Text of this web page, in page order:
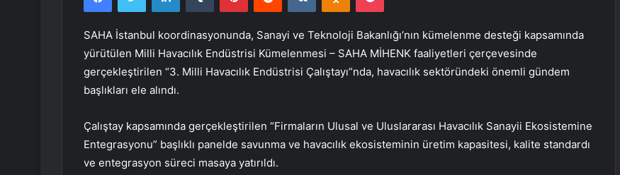
SAHA İstanbul koordinasyonunda, Sanayi ve Teknoloji Bakanlığı’nın kümelenme desteği kapsamında
yürütülen Milli Havacılık Endüstrisi Kümelenmesi – SAHA MİHENK faaliyetleri çerçevesinde
gerçekleştirilen “3. Milli Havacılık Endüstrisi Çalıştayı”nda, havacılık sektöründeki önemli gündem
başlıkları ele alındı.
Çalıştay kapsamında gerçekleştirilen “Firmaların Ulusal ve Uluslararası Havacılık Sanayii Ekosistemine
Entegrasyonu” başlıklı panelde savunma ve havacılık ekosisteminin üretim kapasitesi, kalite standardı
ve entegrasyon süreci masaya yatırıldı.